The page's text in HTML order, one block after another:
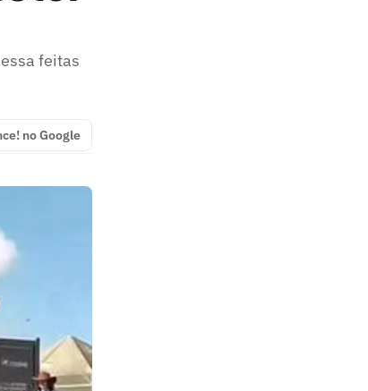
feitas
no Google